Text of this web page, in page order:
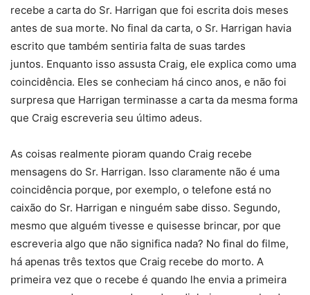
recebe a carta do Sr. Harrigan que foi escrita dois meses
antes de sua morte. No final da carta, o Sr. Harrigan havia
escrito que também sentiria falta de suas tardes
juntos. Enquanto isso assusta Craig, ele explica como uma
coincidência. Eles se conheciam há cinco anos, e não foi
surpresa que Harrigan terminasse a carta da mesma forma
que Craig escreveria seu último adeus.
As coisas realmente pioram quando Craig recebe
mensagens do Sr. Harrigan. Isso claramente não é uma
coincidência porque, por exemplo, o telefone está no
caixão do Sr. Harrigan e ninguém sabe disso. Segundo,
mesmo que alguém tivesse e quisesse brincar, por que
escreveria algo que não significa nada? No final do filme,
há apenas três textos que Craig recebe do morto. A
primeira vez que o recebe é quando lhe envia a primeira